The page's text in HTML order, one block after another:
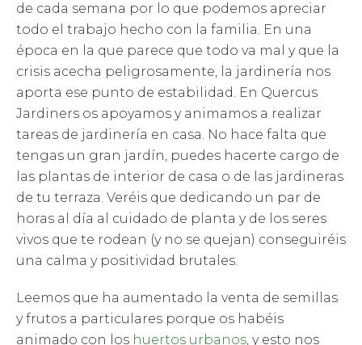
de cada semana por lo que podemos apreciar
todo el trabajo hecho con la familia. En una
época en la que parece que todo va mal y que la
crisis acecha peligrosamente, la jardinería nos
aporta ese punto de estabilidad. En Quercus
Jardiners os apoyamos y animamos a realizar
tareas de jardinería en casa. No hace falta que
tengas un gran jardín, puedes hacerte cargo de
las plantas de interior de casa o de las jardineras
de tu terraza. Veréis que dedicando un par de
horas al día al cuidado de planta y de los seres
vivos que te rodean (y no se quejan) conseguiréis
una calma y positividad brutales.
Leemos que ha aumentado la venta de semillas
y frutos a particulares porque os habéis
animado con los huertos urbanos, y esto nos